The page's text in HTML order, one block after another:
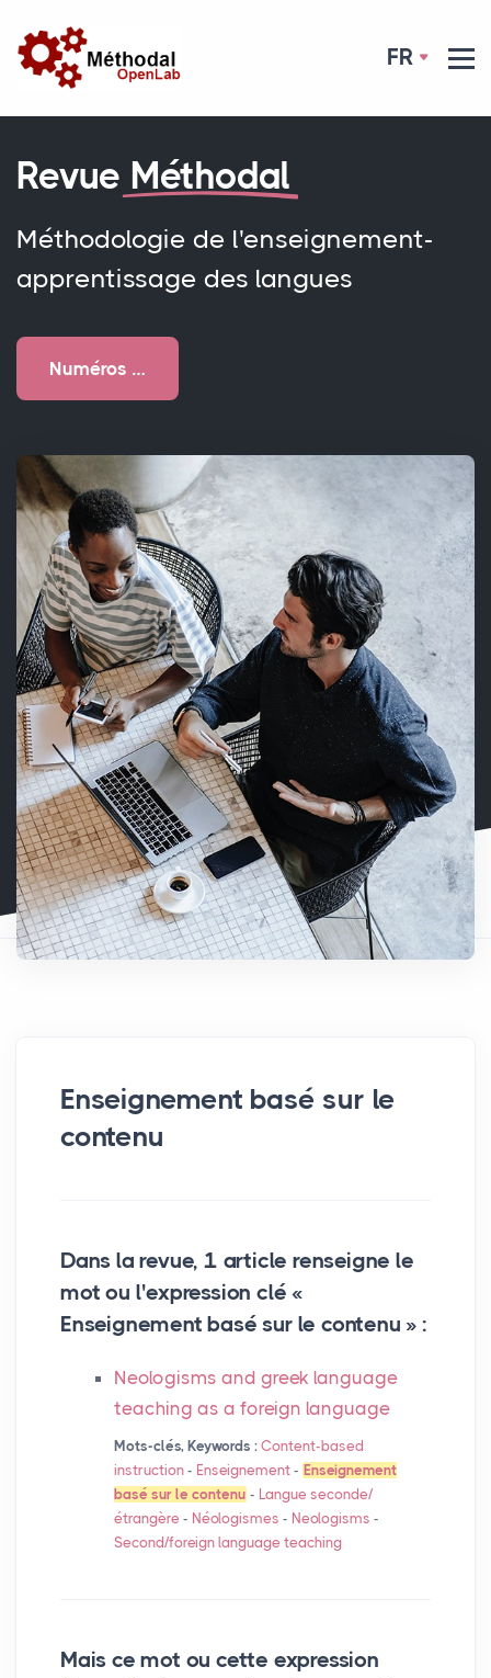
FR
Revue Méthodal
Méthodologie de l'enseignement-
apprentissage des langues
Numéros …
Enseignement basé sur le
contenu
Dans la revue, 1 article renseigne le
mot ou l'expression clé «
Enseignement basé sur le contenu » :
Neologisms and greek language
teaching as a foreign language
Mots-clés, Keywords : Content-based
instruction- Enseignement- Enseignement
basé sur le contenu - Langue seconde/
étrangère - Néologismes - Neologisms -
Second/foreign language teaching
Mais ce mot ou cette expression